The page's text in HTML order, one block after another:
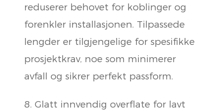
reduserer behovet for koblinger og
forenkler installasjonen. Tilpassede
lengder er tilgjengelige for spesifikke
prosjektkrav, noe som minimerer
avfall og sikrer perfekt passform.
8. Glatt innvendig overflate for lavt